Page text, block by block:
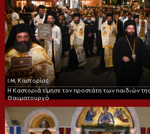
Ι.Μ. Καστορίας
Η Καστοριά τίμησε τον προστάτη των παιδιών
Θαυματουργό